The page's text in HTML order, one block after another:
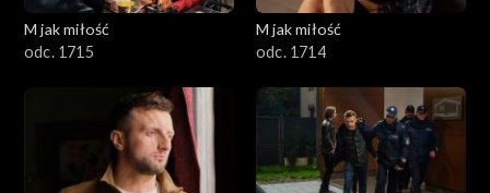
M jak miłość
odc. 1715
M jak miłość
odc. 1714